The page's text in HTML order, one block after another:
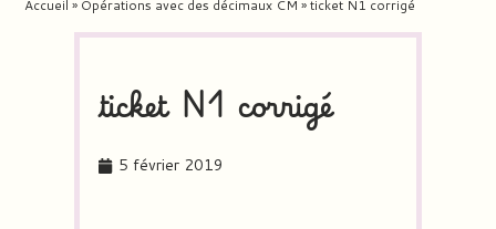
Accueil » Opérations avec des décimaux CM »ticket N1 corrigé
ticket N1 corrigé
5 février 2019